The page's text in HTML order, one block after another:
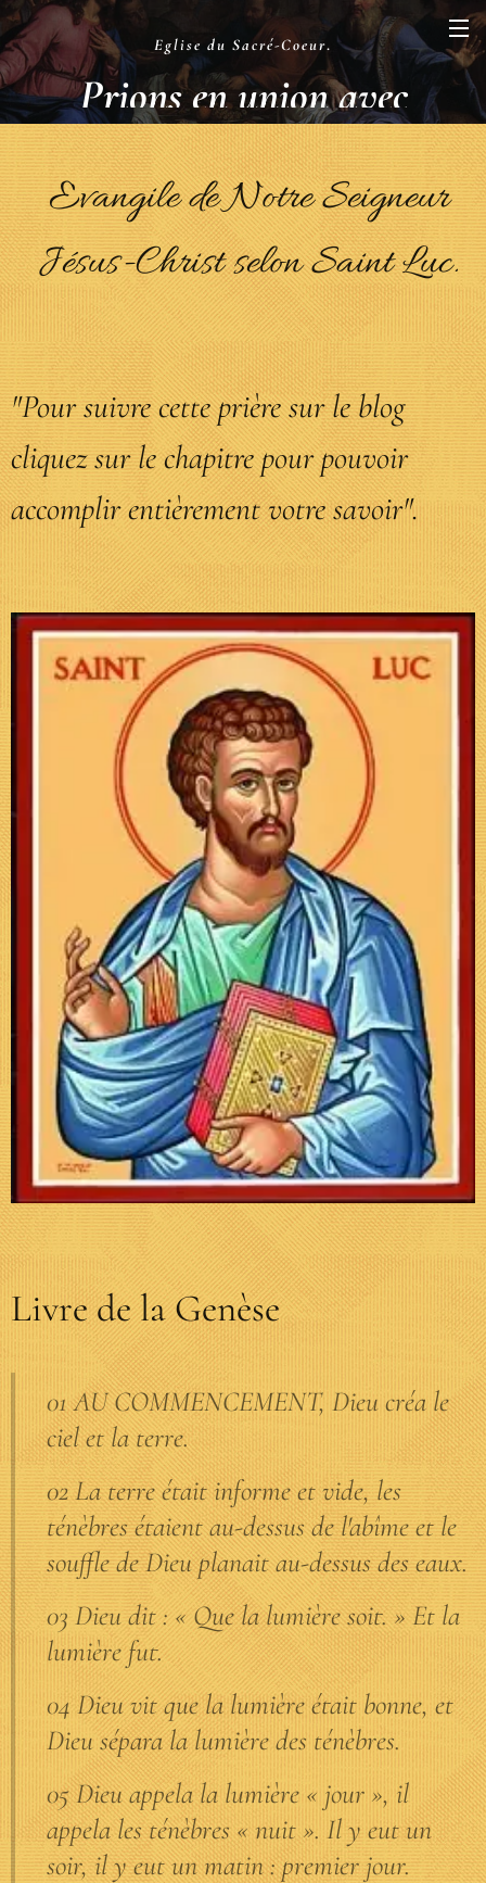
Eglise du Sacré-Coeur.
Prions en union avec
la Liturgie.
Evangile de Notre Seigneur
Jésus-Christ selon Saint Luc.
"Pour suivre cette prière sur le blog
cliquez sur le chapitre pour pouvoir
accomplir entièrement votre savoir".
Livre de la Genèse
01 AU COMMENCEMENT, Dieu créa le
ciel et la terre.
02 La terre était informe et vide, les
ténèbres étaient au-dessus de l'abîme et le
souffle de Dieu planait au-dessus des eaux.
03 Dieu dit : « Que la lumière soit. » Et la
lumière fut.
04 Dieu vit que la lumière était bonne, et
Dieu sépara la lumière des ténèbres.
05 Dieu appela la lumière « jour », il
appela les ténèbres « nuit ». Il y eut un
soir, il y eut un matin : premier jour.